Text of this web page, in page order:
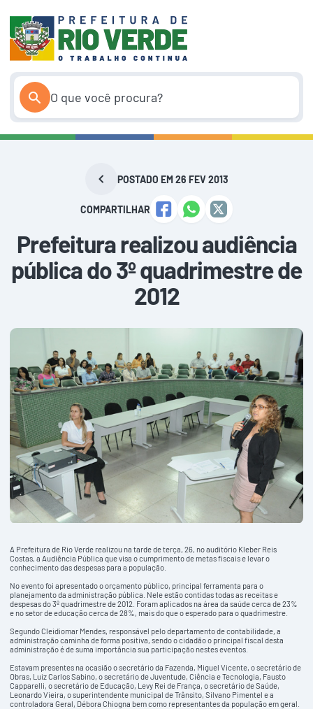
conteúdo
POSTADO EM 26 FEV 2013
COMPARTILHAR
Prefeitura realizou audiência
pública do 3º quadrimestre de
2012
A Prefeitura de Rio Verde realizou na tarde de terça, 26, no auditório Kleber Reis
Costas, a Audiência Pública que visa o cumprimento de metas fiscais e levar o
conhecimento das despesas para a população.
No evento foi apresentado o orçamento público, principal ferramenta para o
planejamento da administração pública. Nele estão contidas todas as receitas e
despesas do 3º quadrimestre de 2012. Foram aplicados na área da saúde cerca de 23%
e no setor de educação cerca de 28%, mais do que o esperado para o quadrimestre.
Segundo Cleidiomar Mendes, responsável pelo departamento de contabilidade, a
administração caminha de forma positiva, sendo o cidadão o principal fiscal desta
administração é de suma importância sua participação nestes eventos.
Estavam presentes na ocasião o secretário da Fazenda, Miguel Vicente, o secretário de
Obras, Luiz Carlos Sabino, o secretário de Juventude, Ciência e Tecnologia, Fausto
Capparelli, o secretário de Educação, Levy Rei de França, o secretário de Saúde,
Leonardo Vieira, o superintendente municipal de Trânsito, Silvano Pimentel e a
controladora Geral, Débora Chiogna bem como representantes da população em geral.